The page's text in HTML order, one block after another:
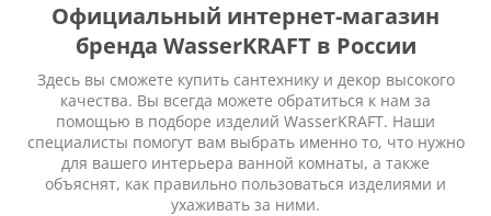
Официальный интернет-магазин
бренда WasserKRAFT в России
Здесь вы сможете купить сантехнику и декор высокого
качества. Вы всегда можете обратиться к нам за
помощью в подборе изделий WasserKRAFT. Наши
специалисты помогут вам выбрать именно то, что нужно
для вашего интерьера ванной комнаты, а также
объяснят, как правильно пользоваться изделиями и
ухаживать за ними.